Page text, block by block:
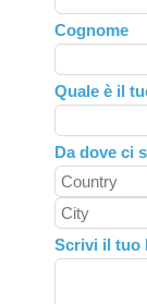
field
blank
Cognome
Quale è il
Da dove ci
Scrivi il tuo